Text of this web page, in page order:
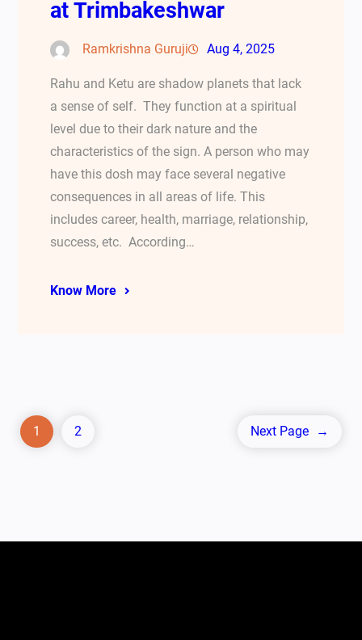
at Trimbakeshwar
Ramkrishna Guruji Aug 4, 2025
Rahu and Ketu are shadow planets that lack
a sense of self. They function at a spiritual
level due to their dark nature and the
characteristics of the sign. A person who may
have this dosh may face several negative
consequences in all areas of life. This
includes career, health, marriage, relationship,
success, etc. According…
Know More
1 2 Next Page →